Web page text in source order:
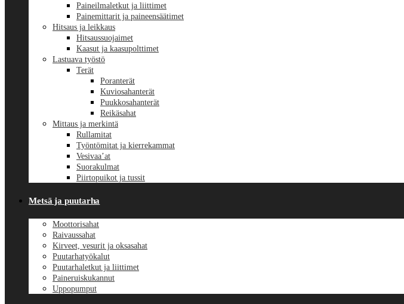
Paineilmaletkut ja liittimet
Painemittarit ja paineensäätimet
Hitsaus ja leikkaus
Hitsaussuojaimet
Kaasut ja kaasupolttimet
Lastuava työstö
Terät
Poranterät
Kuviosahanterät
Puukkosahanterät
Reikäsahat
Mittaus ja merkintä
Rullamitat
Työntömitat ja kierrekammat
Vesivaa’at
Suorakulmat
Piirtopuikot ja tussit
Metsä ja puutarha
Moottorisahat
Raivaussahat
Kirveet, vesurit ja oksasahat
Puutarhatyökalut
Puutarhaletkut ja liittimet
Paineruiskukannut
Uppopumput